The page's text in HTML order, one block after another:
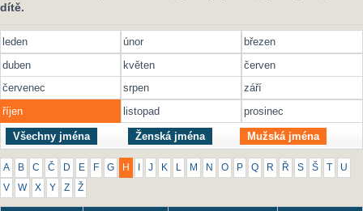
dítě.
leden únor
březen
duben
květen
červen
červenec
srpen
září
říjen
listopad prosinec
Všechny jména Ženská jména Mužská jména
A B C Č D E F G H J K M N O P Q R Ř S Š U
V W X Y Z Ž